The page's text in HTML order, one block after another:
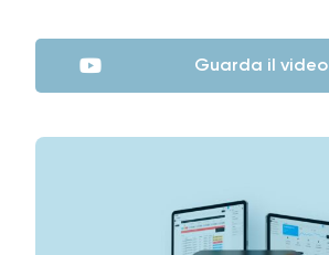
Guarda il video